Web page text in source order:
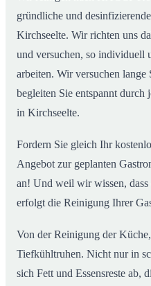
gründliche und
Kirchseelte. Wir richten uns
und versuchen, so individuell
arbeiten. Wir versuchen lange
begleiten Sie entspannt
in Kirchseelte.
Fordern Sie gleich Ihr
Angebot zur geplanten
an! Und weil wir wissen, dass
erfolgt die Reinigung Ihrer
Von der Reinigung der
Tiefkühltruhen. Nicht nur in
sich Fett und Essensreste ab,